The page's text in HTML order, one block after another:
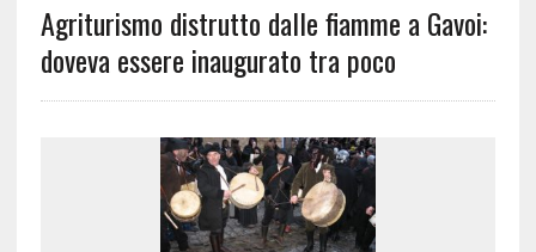
Agriturismo distrutto dalle fiamme a Gavoi:
doveva essere inaugurato tra poco